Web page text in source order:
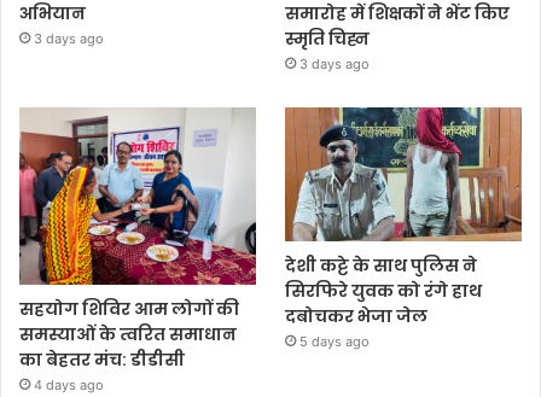
अभियान
3 days ago
समारोह में शिक्षकों ने भेंट किए
स्मृति चिह्न
3 days ago
सहयोग शिविर आम लोगों की
समस्याओं के त्वरित समाधान
का बेहतर मंच: डीडीसी
4 days ago
देशी कट्टे के साथ पुलिस ने
सिरफिरे युवक को रंगे हाथ
दबोचकर भेजा जेल
5 days ago